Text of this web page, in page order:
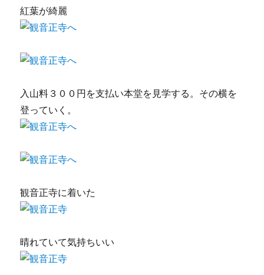
紅葉が綺麗
入山料３００円を支払い本堂を見学する。その横を
登っていく。
観音正寺に着いた
晴れていて気持ちいい